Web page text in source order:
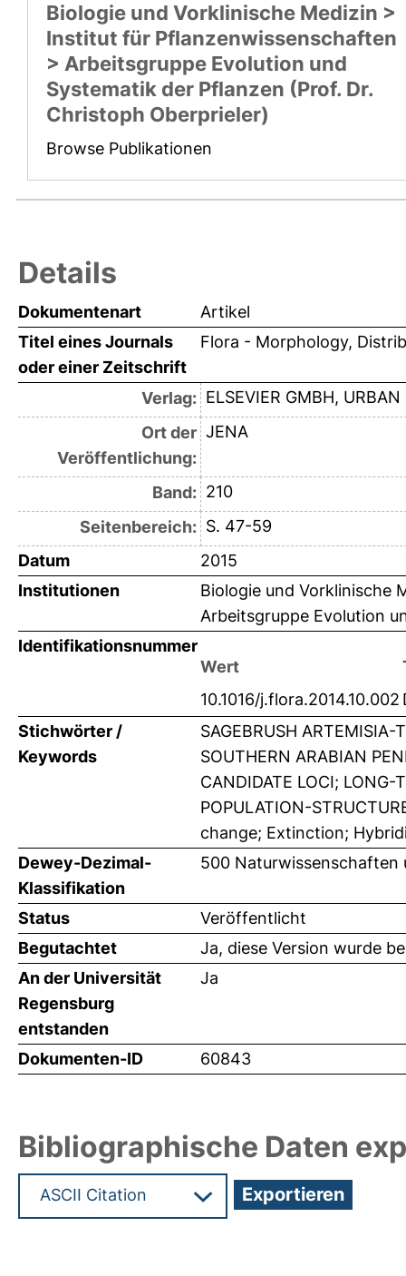
Biologie und Vorklinische Medizin >
Institut für Pflanzenwissenschaften
> Arbeitsgruppe Evolution und
Systematik der Pflanzen (Prof. Dr.
Christoph Oberprieler)
Browse Publikationen
Details
Dokumentenart
Artikel
Titel eines Journals
oder einer Zeitschrift
Flora - Morphology,
Verlag: ELSEVIER GMBH,
Ort der
Veröffentlichung:
JENA
Band: 210
Seitenbereich: S. 47-59
Datum
2015
Institutionen
Biologie und Vorklinische
Arbeitsgruppe Evolution
Identifikationsnummer
Wert
10.1016/j.flora.2014.10.002
Stichwörter /
Keywords
SAGEBRUSH ARTEMISIA-
SOUTHERN ARABIAN
CANDIDATE LOCI; LONG-
POPULATION-
change; Extinction;
Dewey-Dezimal-
Klassifikation
500
Status
Veröffentlicht
Begutachtet
Ja, diese Version wurde
An der Universität
Regensburg
entstanden
Ja
Dokumenten-ID 60843
Bibliographische Daten